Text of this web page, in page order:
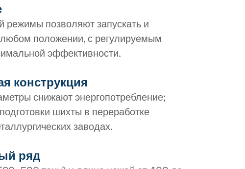
режимы позволяют запускать и
любом положении, с регулируемым
эффективности.
конструкция
снижают энергопотребление;
шихты в переработке
заводах.
ряд